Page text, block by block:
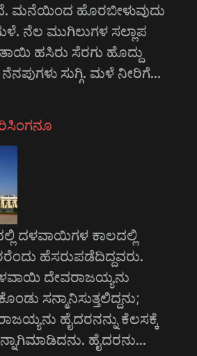
ಮನೆಯಿಂದ ಹೊರಬೀಳುವುದು
ಮಳೆ. ನೆಲ ಮುಗಿಲುಗಳ ಸಲ್ಲಾಪ
ಹಸಿರು ಸೆರಗು ಹೊದ್ದು
ನೆನಪುಗಳು ಸುಗ್ಗಿ. ಮಳೆ ನೀರಿಗೆ…
ದಳವಾಯಿಗಳ ಕಾಲದಲ್ಲಿ
ಹೆಸರುಪಡೆದಿದ್ದವರು.
ದೇವರಾಜಯ್ಯನು
ಸನ್ಮಾನಿಸುತ್ತಲಿದ್ದನು;
ಹೈದರನನ್ನು ಕೆಲಸಕ್ಕೆ
ಹೈದರನು…